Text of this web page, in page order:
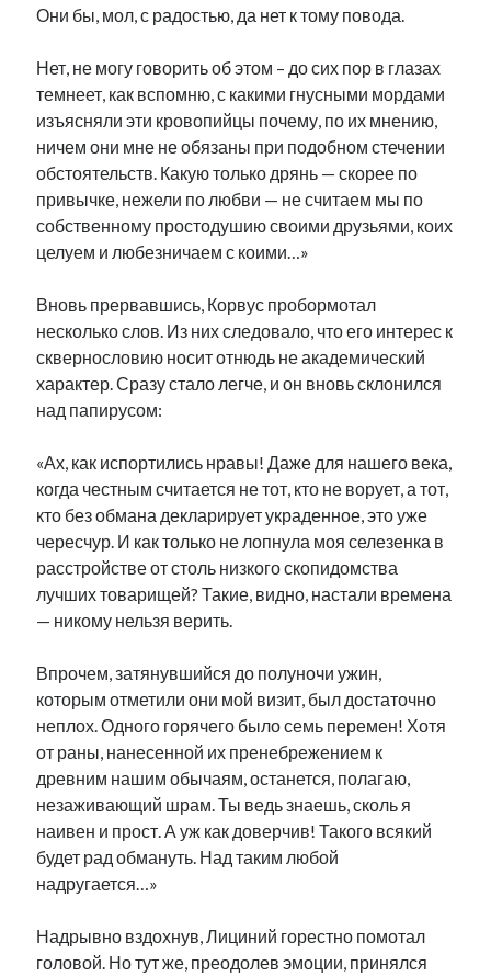
Они бы, мол, с радостью, да нет к тому повода.
Нет, не могу говорить об этом – до сих пор в глазах
темнеет, как вспомню, с какими гнусными мордами
изъясняли эти кровопийцы почему, по их мнению,
ничем они мне не обязаны при подобном стечении
обстоятельств. Какую только дрянь — скорее по
привычке, нежели по любви — не считаем мы по
собственному простодушию своими друзьями, коих
целуем и любезничаем с коими…»
Вновь прервавшись, Корвус пробормотал
несколько слов. Из них следовало, что его интерес к
сквернословию носит отнюдь не академический
характер. Сразу стало легче, и он вновь склонился
над папирусом:
«Ах, как испортились нравы! Даже для нашего века,
когда честным считается не тот, кто не ворует, а тот,
кто без обмана декларирует украденное, это уже
чересчур. И как только не лопнула моя селезенка в
расстройстве от столь низкого скопидомства
лучших товарищей? Такие, видно, настали времена
— никому нельзя верить.
Впрочем, затянувшийся до полуночи ужин,
которым отметили они мой визит, был достаточно
неплох. Одного горячего было семь перемен! Хотя
от раны, нанесенной их пренебрежением к
древним нашим обычаям, останется, полагаю,
незаживающий шрам. Ты ведь знаешь, сколь я
наивен и прост. А уж как доверчив! Такого всякий
будет рад обмануть. Над таким любой
надругается…»
Надрывно вздохнув, Лициний горестно помотал
головой. Но тут же, преодолев эмоции, принялся